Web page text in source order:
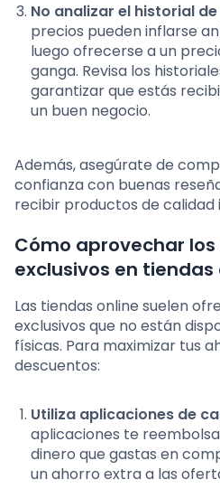
No analizar el historial
precios pueden inflarse
luego ofrecerse a un
ganga. Revisa los
garantizar que estás
un buen negocio.
Además, asegúrate de
confianza con buenas
recibir productos de calidad
Cómo aprovechar
exclusivos en tiendas
Las tiendas online suelen
exclusivos que no están
físicas. Para maximizar tus
descuentos:
Utiliza aplicaciones de
aplicaciones te
dinero que gastas en
un ahorro extra a las